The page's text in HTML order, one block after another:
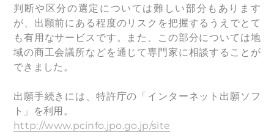
判断や区分の選定については難しい部分もあります
が、出願前にある程度のリスクを把握するうえでとて
も有用なサービスです。また、この部分については地
域の商工会議所などを通じて専門家に相談することが
できました。
出願手続きには、特許庁の「インターネット出願ソフ
ト」を利用。
http://www.pcinfo.jpo.go.jp/site